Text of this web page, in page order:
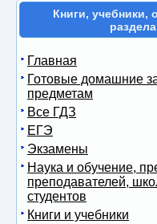
Книги, учебники,
Главная
Готовые домашние
предметам
Все ГДЗ
ЕГЭ
Экзамены
Наука и обучение,
преподавателей,
студентов
Книги и учебники